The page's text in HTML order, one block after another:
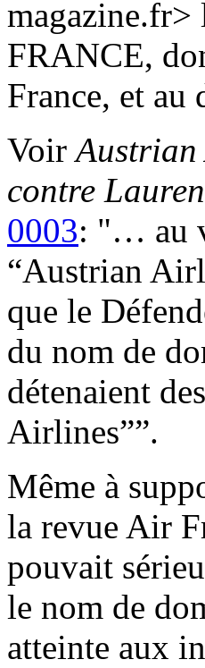
magazine.fr>
FRANCE,
France, et au
VoirAustrian
contre
0003: "… au
“Austrian
que le
du nom de
détenaient
Airlines””.
Même à
la revue Air
pouvait
le nom de
atteinte aux